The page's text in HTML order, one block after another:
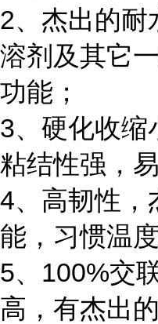
2、杰出的耐
溶剂及其它
功能；
3、硬化收缩
粘结性强，
4、高韧性，
能，习惯温
5、 100%交
高，有杰出